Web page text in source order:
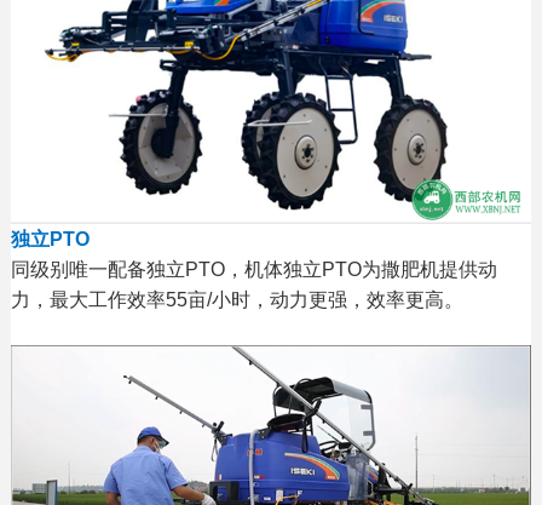
独立PTO
同级别唯一配备独立PTO，机体独立PTO为撒肥机提供动
力，最大工作效率55亩/小时，动力更强，效率更高。